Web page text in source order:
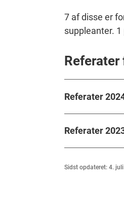
7 af disse er
suppleanter.
Referater
Referater
Referater
Sidst opdateret: 4.